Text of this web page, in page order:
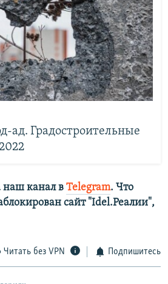
ад. Градостроительные
наш канал в Telegram. Что
сайт "Idel.Реалии",
Читать без VPN Подпишитесь